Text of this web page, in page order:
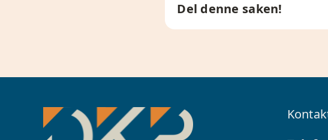
Del denne saken!